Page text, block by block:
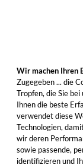
Wir machen Ihren
Zugegeben ... die
Tropfen, die Sie
Ihnen die beste
verwendet diese
Technologien,
wir deren
sowie passende,
identifizieren und